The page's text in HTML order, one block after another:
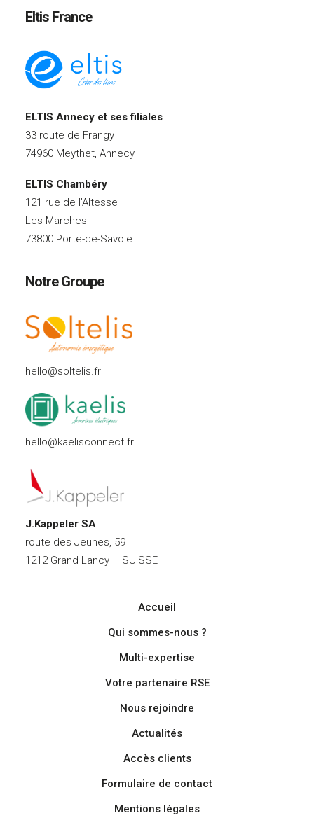
Eltis France
ELTIS Annecy et ses filiales
33 route de Frangy
74960 Meythet, Annecy
ELTIS Chambéry
121 rue de l’Altesse
Les Marches
73800 Porte-de-Savoie
Notre Groupe
hello@soltelis.fr
hello@kaelisconnect.fr
J.Kappeler SA
route des Jeunes, 59
1212 Grand Lancy – SUISSE
Accueil
Qui sommes-nous ?
Multi-expertise
Votre partenaire RSE
Nous rejoindre
Actualités
Accès clients
Formulaire de contact
Mentions légales